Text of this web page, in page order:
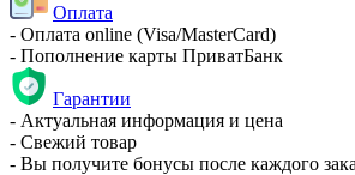
Оплата
- Оплата online (Visa/MasterCard)
- Пополнение карты ПриватБанк
Гарантии
- Актуальная информация и цена
- Свежий товар
- Вы получите бонусы после каждого